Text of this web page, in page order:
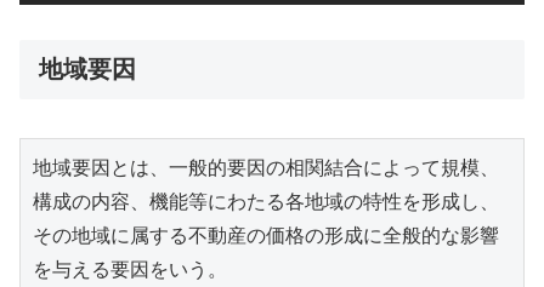
地域要因
地域要因とは、一般的要因の相関結合によって規模、
構成の内容、機能等にわたる各地域の特性を形成し、
その地域に属する不動産の価格の形成に全般的な影響
を与える要因をいう。